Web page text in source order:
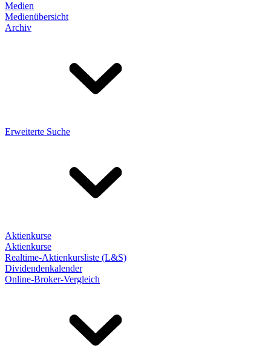
Medien
Medienübersicht
Archiv
Erweiterte Suche
Aktienkurse
Aktienkurse
Realtime-Aktienkursliste (L&S)
Dividendenkalender
Online-Broker-Vergleich